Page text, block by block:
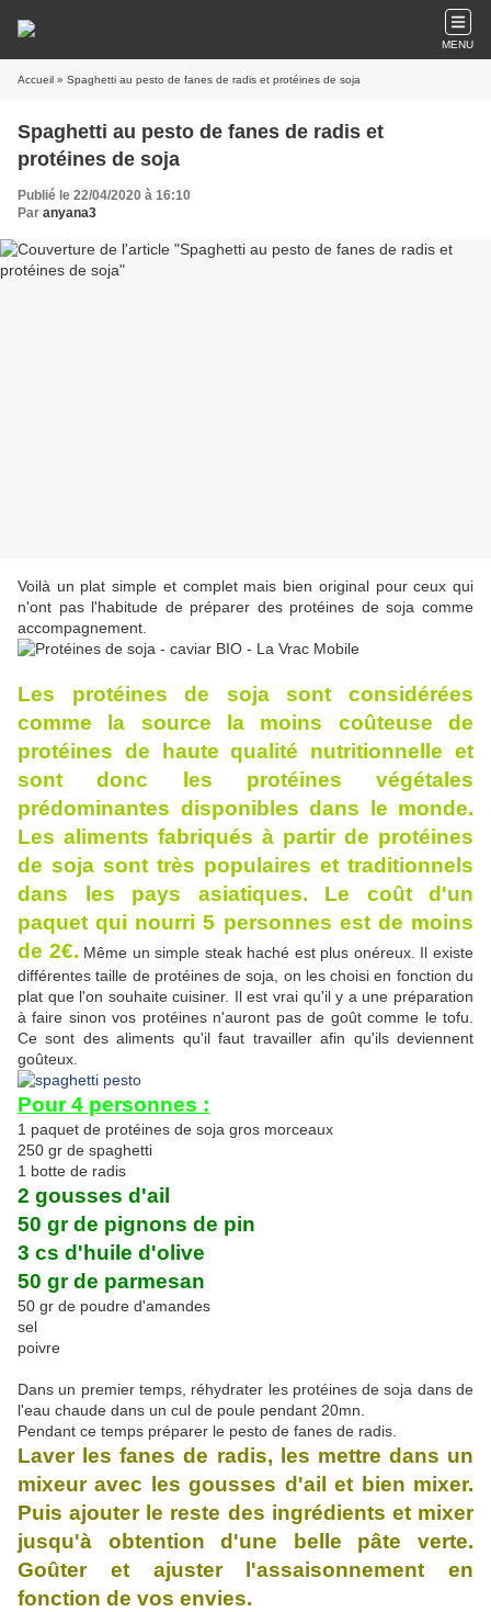
MENU
Accueil » Spaghetti au pesto de fanes de radis et protéines de soja
Spaghetti au pesto de fanes de radis et
protéines de soja
Publié le 22/04/2020 à 16:10
Par anyana3
Voilà un plat simple et complet mais bien original pour ceux qui
n'ont pas l'habitude de préparer des protéines de soja comme
accompagnement.
Les protéines de soja sont considérées
comme la source la moins coûteuse de
protéines de haute qualité nutritionnelle et
sont donc les protéines végétales
prédominantes disponibles dans le monde.
Les aliments fabriqués à partir de protéines
de soja sont très populaires et traditionnels
dans les pays asiatiques. Le coût d'un
paquet qui nourri 5 personnes est de moins
de 2€. Même un simple steak haché est plus onéreux. Il existe
différentes taille de protéines de soja, on les choisi en fonction du
plat que l'on souhaite cuisiner. Il est vrai qu'il y a une préparation
à faire sinon vos protéines n'auront pas de goût comme le tofu.
Ce sont des aliments qu'il faut travailler afin qu'ils deviennent
goûteux.
Pour 4 personnes :
1 paquet de protéines de soja gros morceaux
250 gr de spaghetti
1 botte de radis
2 gousses d'ail
50 gr de pignons de pin
3 cs d'huile d'olive
50 gr de parmesan
50 gr de poudre d'amandes
sel
poivre
Dans un premier temps, réhydrater les protéines de soja dans de
l'eau chaude dans un cul de poule pendant 20mn.
Pendant ce temps préparer le pesto de fanes de radis.
Laver les fanes de radis, les mettre dans un
mixeur avec les gousses d'ail et bien mixer.
Puis ajouter le reste des ingrédients et mixer
jusqu'à obtention d'une belle pâte verte.
Goûter et ajuster l'assaisonnement en
fonction de vos envies.